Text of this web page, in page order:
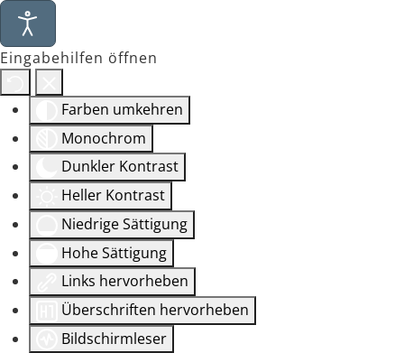
Eingabehilfen öffnen
Farben umkehren
Monochrom
Dunkler Kontrast
Heller Kontrast
Niedrige Sättigung
Hohe Sättigung
Links hervorheben
Überschriften hervorheben
Bildschirmleser